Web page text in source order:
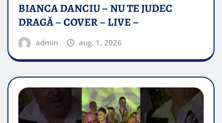
BIANCA DANCIU – NU TE JUDEC
DRAGĂ – COVER – LIVE –
admin aug. 1, 2026